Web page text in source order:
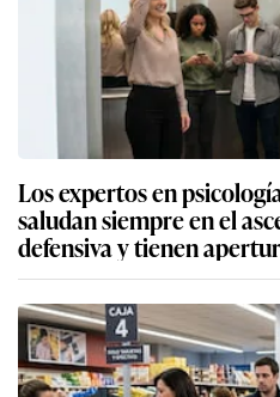
Los expertos en
saludan siempre en el
defensiva y tienen